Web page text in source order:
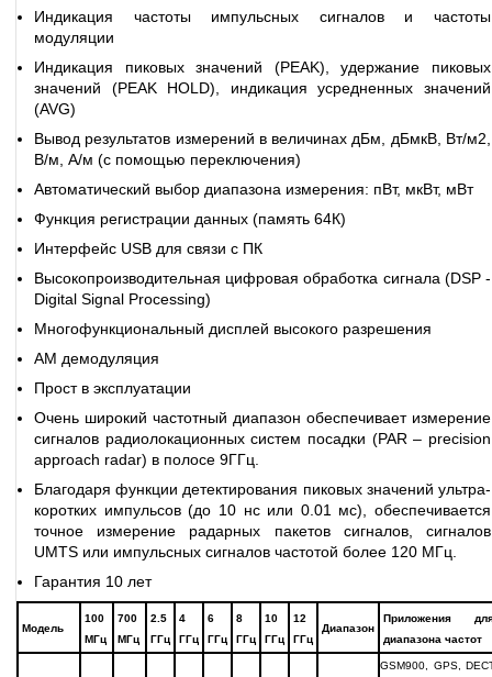
Индикация частоты импульсных сигналов и частоты
модуляции
Индикация пиковых значений (PEAK), удержание пиковых
значений (PEAK HOLD), индикация усредненных значений
(AVG)
Вывод результатов измерений в величинах дБм, дБмкВ, Вт/м2,
В/м, А/м (с помощью переключения)
Автоматический выбор диапазона измерения: пВт, мкВт, мВт
Функция регистрации данных (память 64К)
Интерфейс USB для связи с ПК
Высокопроизводительная цифровая обработка сигнала (DSP -
Digital Signal Processing)
Многофункциональный дисплей высокого разрешения
АМ демодуляция
Прост в эксплуатации
Очень широкий частотный диапазон обеспечивает измерение
сигналов радиолокационных систем посадки (PAR – precision
approach radar) в полосе 9ГГц.
Благодаря функции детектирования пиковых значений ультра-
коротких импульсов (до 10 нс или 0.01 мс), обеспечивается
точное измерение радарных пакетов сигналов, сигналов
UMTS или импульсных сигналов частотой более 120 МГц.
Гарантия 10 лет
Модель
100
МГц
700
МГц
2.5
ГГц
4
ГГц
6
ГГц
8
ГГц
10
ГГц
12
ГГц
Диапазон
Приложения
диапазона частот
GSM900, GPS,